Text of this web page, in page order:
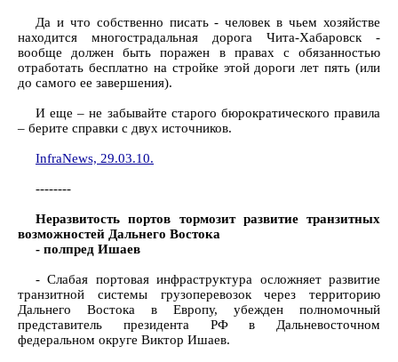
Да и что собственно писать - человек в чьем хозяйстве
находится многострадальная дорога Чита-Хабаровск -
вообще должен быть поражен в правах с обязанностью
отработать бесплатно на стройке этой дороги лет пять (или
до самого ее завершения).
И еще – не забывайте старого бюрократического правила
– берите справки с двух источников.
InfraNews, 29.03.10.
--------
Неразвитость портов тормозит развитие транзитных
возможностей Дальнего Востока
- полпред Ишаев
- Слабая портовая инфраструктура осложняет развитие
транзитной системы грузоперевозок через территорию
Дальнего Востока в Европу, убежден полномочный
представитель президента РФ в Дальневосточном
федеральном округе Виктор Ишаев.